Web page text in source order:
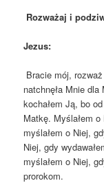
Rozważaj i
Jezus:
Bracie mój,
natchnęła Mnie
kochałem Ją, bo
Matkę. Myślałem
myślałem o Niej,
Niej, gdy
myślałem o
prorokom.